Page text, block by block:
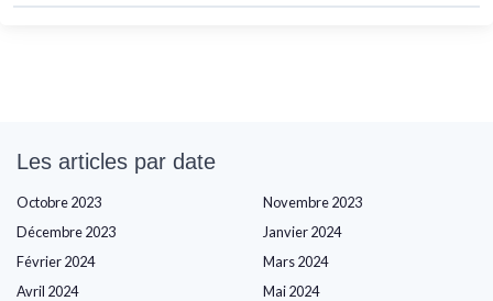
Les articles par date
Octobre 2023
Novembre 2023
Décembre 2023
Janvier 2024
Février 2024
Mars 2024
Avril 2024
Mai 2024